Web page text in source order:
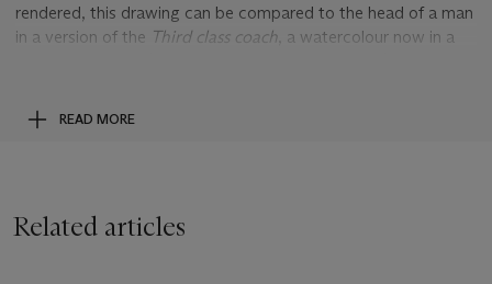
rendered, this drawing can be compared to the head of a man
in a version of the Third class coach , a watercolour now in a
allowed Daumier an occasion to observe the faces of figures
from different social classes, especially in numerous studies of
READ MORE
Related articles